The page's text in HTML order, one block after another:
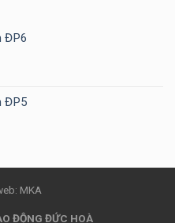
ĐP6
ĐP5
MKA
ĐỘNG ĐỨC HOÀ